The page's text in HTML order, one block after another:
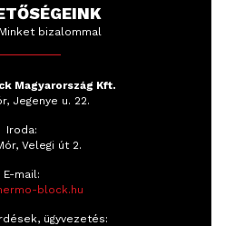
bizalommal
Magyarország Kft.
Jegenye u. 22.
Iroda:
Velegi út 2.
E-mail:
block.hu
ügyvezetés: